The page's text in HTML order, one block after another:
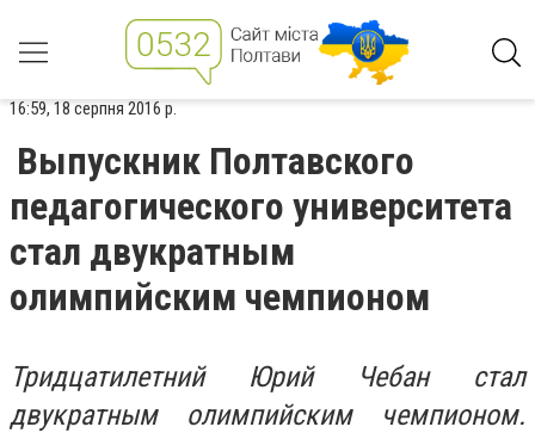
16:59, 18 серпня 2016 р.
Выпускник Полтавского
педагогического университета
стал двукратным
олимпийским чемпионом
Тридцатилетний Юрий Чебан стал
двукратным олимпийским чемпионом.